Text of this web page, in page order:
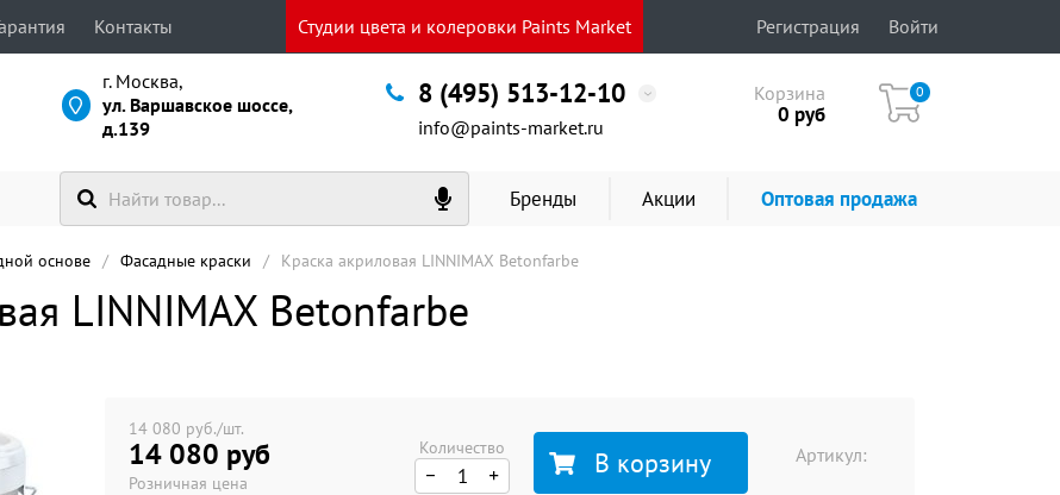
Контакты Студии цвета и колеровки Paints Market Регистрация Войти
г. Москва,
ул. Варшавское шоссе,
д.139
8 (495) 513-12-10
info@paints-market.ru
Корзина
0 руб
0
Бренды Акции Оптовая продажа
основе Фасадные краски Краска акриловая LINNIMAX Betonfarbe
LINNIMAX Betonfarbe
14 080 руб./шт.
14 080 руб
Розничная цена
Количество В корзину Артикул: